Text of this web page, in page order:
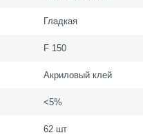
Гладкая
F 150
Акриловый клей
<5%
62 шт